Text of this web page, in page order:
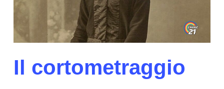
Il cortometraggio